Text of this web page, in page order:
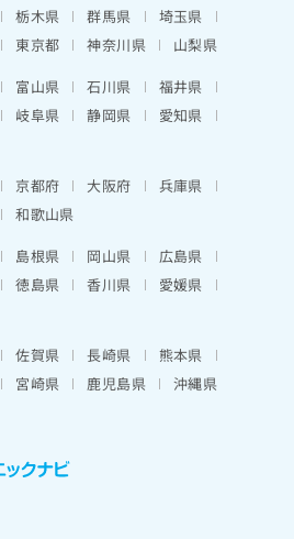
栃木県 群馬県
埼玉県
東京都 神奈川県
山梨県
富山県 石川県
福井県
岐阜県 静岡県
愛知県
京都府 大阪府
兵庫県
和歌山県
島根県 岡山県
広島県
徳島県 香川県
愛媛県
佐賀県 長崎県
熊本県
宮崎県 鹿児島県 沖縄県